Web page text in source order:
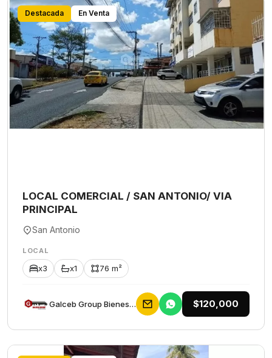
Destacada En Venta
LOCAL COMERCIAL / SAN ANTONIO/ VIA
PRINCIPAL
San Antonio
LOCAL
x3 x1 76 m²
Galceb Group Bienes Raices $120,000